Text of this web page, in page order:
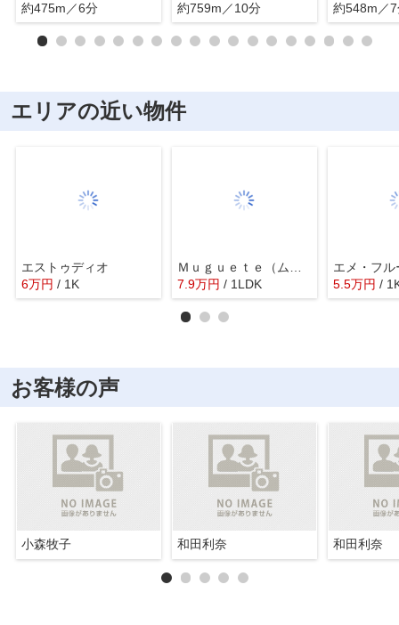
約475m／6分
約759m／10分
約548m／
エリアの近い物件
エストゥディオ
6万円 / 1K
Ｍｕｇｕｅｔｅ（ムゲーテ）
7.9万円 / 1LDK
エメ・フル
5.5万円 /
お客様の声
小森牧子 和田利奈 和田利奈